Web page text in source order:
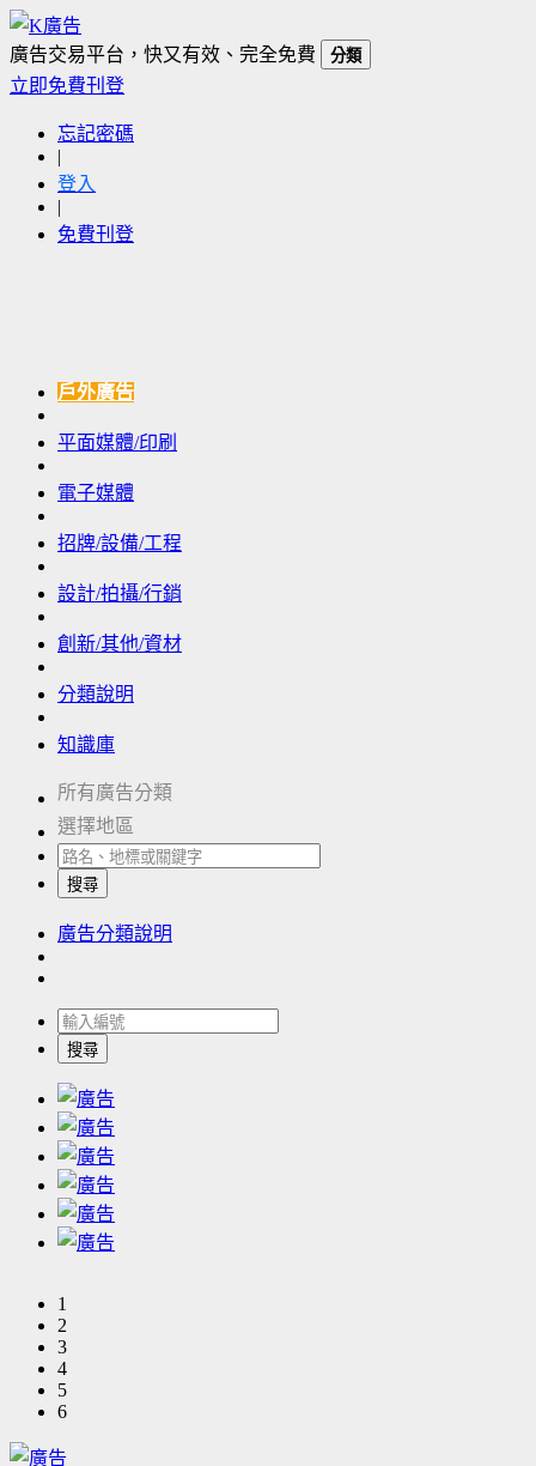
廣告交易平台，快又有效、完全免費 分類
立即免費刊登
忘記密碼
|
登入
|
免費刊登
戶外廣告
平面媒體/印刷
電子媒體
招牌/設備/工程
設計/拍攝/行銷
創新/其他/資材
分類說明
知識庫
所有廣告分類
選擇地區
搜尋
廣告分類說明
搜尋
1
2
3
4
5
6